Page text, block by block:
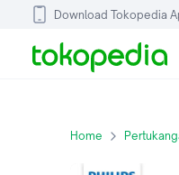
Download Tokopedia
Home